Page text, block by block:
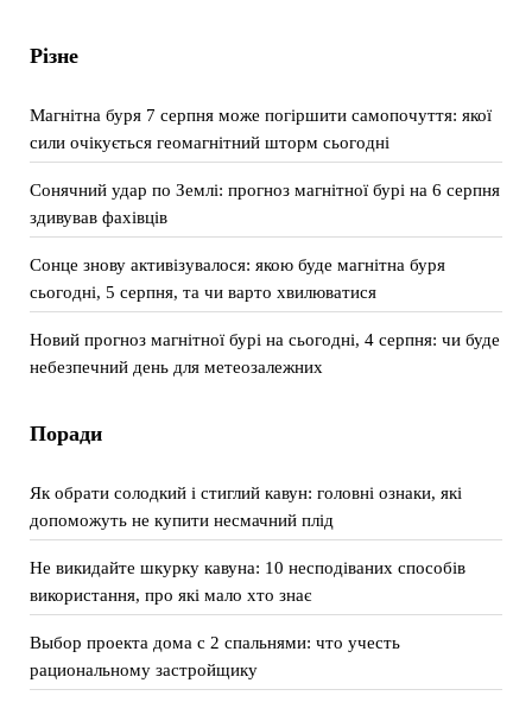
Різне
Магнітна буря 7 серпня може погіршити самопочуття: якої
сили очікується геомагнітний шторм сьогодні
Сонячний удар по Землі: прогноз магнітної бурі на 6 серпня
здивував фахівців
Сонце знову активізувалося: якою буде магнітна буря
сьогодні, 5 серпня, та чи варто хвилюватися
Новий прогноз магнітної бурі на сьогодні, 4 серпня: чи буде
небезпечний день для метеозалежних
Поради
Як обрати солодкий і стиглий кавун: головні ознаки, які
допоможуть не купити несмачний плід
Не викидайте шкурку кавуна: 10 несподіваних способів
використання, про які мало хто знає
Выбор проекта дома с 2 спальнями: что учесть
рациональному застройщику